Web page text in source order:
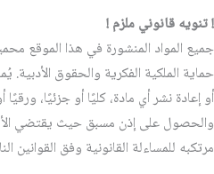
! تنويه قانوني ملزم !
جميع المواد المنشورة في هذا الموقع
حماية الملكية الفكرية والحقوق الأدبية.
أو إعادة نشر أي مادة، كليًا أو جزئيًا،
والحصول على إذن مسبق حيث يقتضي
مرتكبه للمساءلة القانونية وفق القوانين